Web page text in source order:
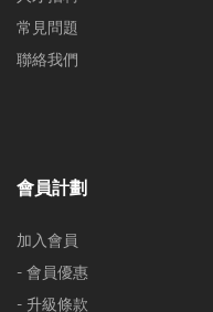
常見問題
聯絡我們
會員計劃
加入會員
- 會員優惠
- 升級條款